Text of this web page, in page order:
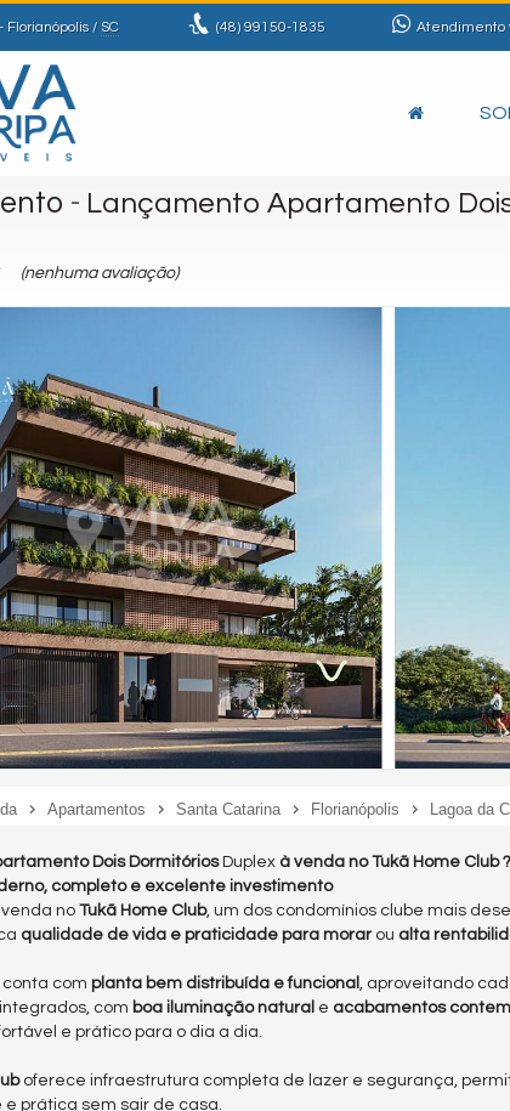
- Florianópolis / SC (48)99150-1835 Atendimento
- Lançamento Apartamento
(nenhuma avaliação)
Apartamentos Santa Catarina Florianópolis Lagoa da
Dois DormitóriosDuplex à venda no Tukã Home
completo e excelente investimento
no Tukã Home Club, um dos condomínios clube mais
qualidade de vida e praticidade para morarou alta
com planta bem distribuída e funcional , aproveitando
com boa iluminação natural e acabamentos
e prático para o dia a dia.
oferece infraestrutura completa de lazer e segurança,
e prática sem sair de casa.